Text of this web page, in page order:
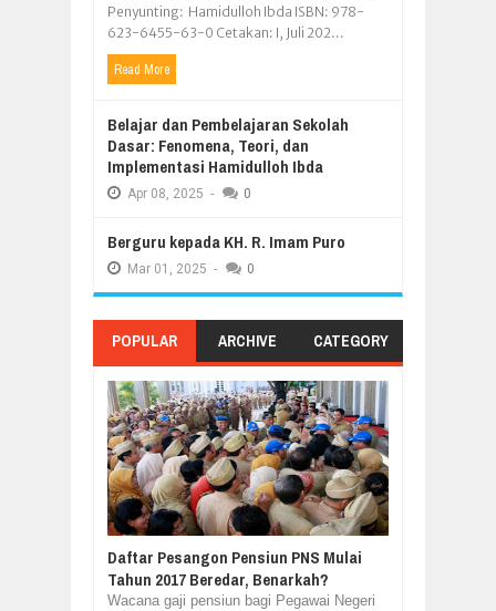
Penyunting: Hamidulloh Ibda ISBN: 978-
623-6455-63-0 Cetakan: I, Juli 202...
Read More
Belajar dan Pembelajaran Sekolah
Dasar: Fenomena, Teori, dan
Implementasi Hamidulloh Ibda
Apr 08, 2025 - 0
Berguru kepada KH. R. Imam Puro
Mar 01, 2025 - 0
POPULAR ARCHIVE CATEGORY
Daftar Pesangon Pensiun PNS Mulai
Tahun 2017 Beredar, Benarkah?
Wacana gaji pensiun bagi Pegawai Negeri